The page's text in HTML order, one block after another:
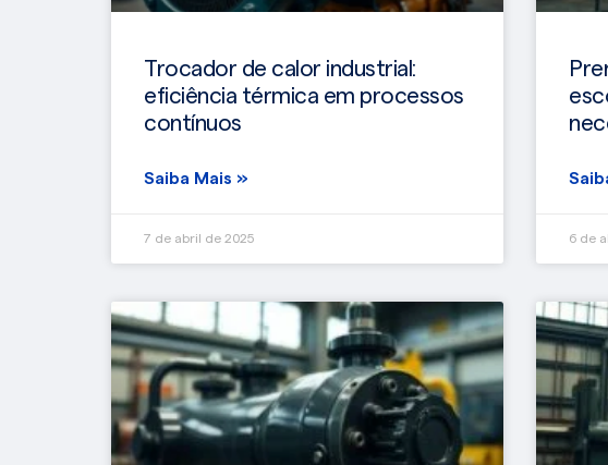
Trocador de calor industrial:
eficiência térmica em processos
contínuos
Saiba Mais »
7 de abril de 2025 6 de